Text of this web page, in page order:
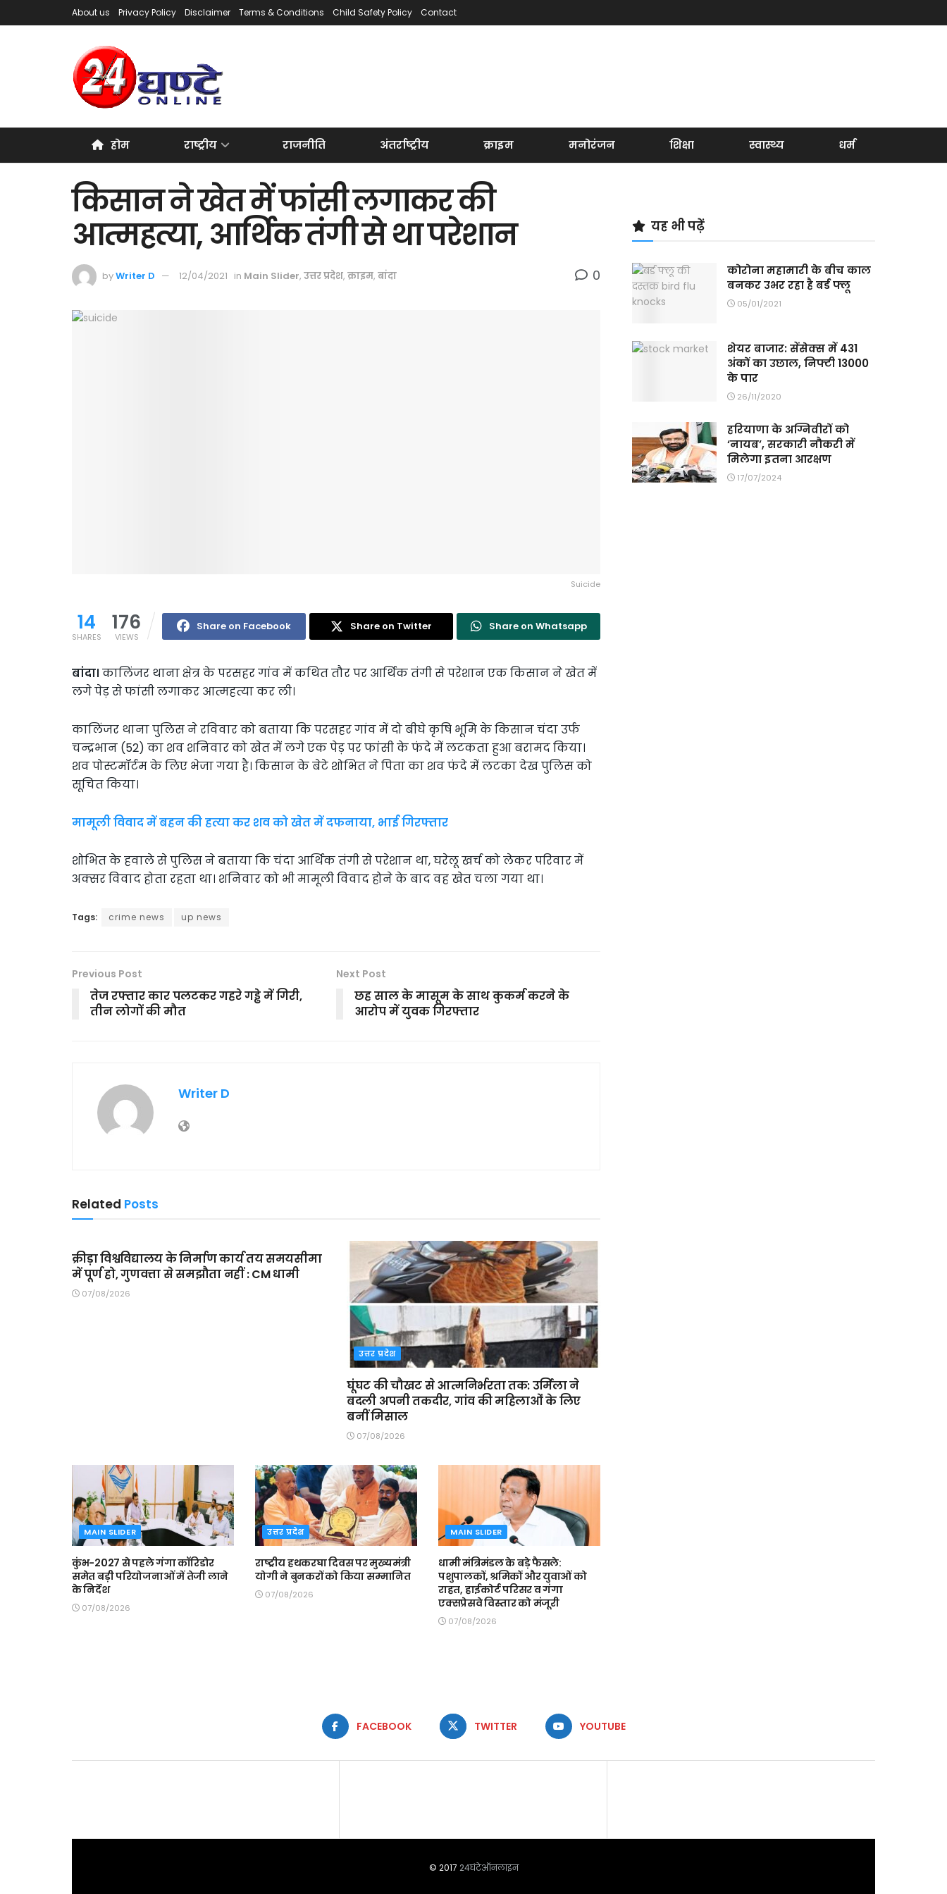
About us Privacy Policy Disclaimer Terms & Conditions Child Safety Policy Contact
होम राष्ट्रीय राजनीति अंतर्राष्ट्रीय क्राइम मनोरंजन शिक्षा स्वास्थ्य धर्म
किसान ने खेत में फांसी लगाकर की
आत्महत्या, आर्थिक तंगी से था परेशान
byWriter D 12/04/2021 in Main Slider, उत्तर प्रदेश, क्राइम, बांदा 0
Suicide
14
SHARES
176
VIEWS
Share on Facebook Share on Twitter Share on Whatsapp
बांदा। कालिंजर थाना क्षेत्र के परसहर गांव में कथित तौर पर आर्थिक तंगी से परेशान एक किसान ने खेत में
लगे पेड़ से फांसी लगाकर आत्महत्या कर ली।
कालिंजर थाना पुलिस ने रविवार को बताया कि परसहर गांव में दो बीघे कृषि भूमि के किसान चंदा उर्फ
चन्द्रभान (52) का शव शनिवार को खेत में लगे एक पेड़ पर फांसी के फंदे में लटकता हुआ बरामद किया।
शव पोस्टमॉर्टम के लिए भेजा गया है। किसान के बेटे शोभित ने पिता का शव फंदे में लटका देख पुलिस को
सूचित किया।
मामूली विवाद में बहन की हत्या कर शव को खेत में दफनाया, भाई गिरफ्तार
शोभित के हवाले से पुलिस ने बताया कि चंदा आर्थिक तंगी से परेशान था, घरेलू खर्च को लेकर परिवार में
अक्सर विवाद होता रहता था। शनिवार को भी मामूली विवाद होने के बाद वह खेत चला गया था।
Tags: crime news up news
Previous Post
तेज रफ्तार कार पलटकर गहरे गड्ढे में गिरी,
तीन लोगों की मौत
Next Post
छह साल के मासूम के साथ कुकर्म करने के
आरोप में युवक गिरफ्तार
Writer D
Related Posts
क्रीड़ा विश्वविद्यालय के निर्माण कार्य तय समयसीमा
में पूर्ण हो, गुणवत्ता से समझौता नहीं : CM धामी
07/08/2026
उत्तर प्रदेश
घूंघट की चौखट से आत्मनिर्भरता तक: उर्मिला ने
बदली अपनी तकदीर, गांव की महिलाओं के लिए
बनीं मिसाल
07/08/2026
MAIN SLIDER
कुंभ-2027 से पहले गंगा कॉरिडोर
समेत बड़ी परियोजनाओं में तेजी लाने
के निर्देश
07/08/2026
उत्तर प्रदेश
राष्ट्रीय हथकरघा दिवस पर मुख्यमंत्री
योगी ने बुनकरों को किया सम्मानित
07/08/2026
MAIN SLIDER
धामी मंत्रिमंडल के बड़े फैसले:
पशुपालकों, श्रमिकों और युवाओं को
राहत, हाईकोर्ट परिसर व गंगा
एक्सप्रेसवे विस्तार को मंजूरी
07/08/2026
यह भी पढ़ें
कोरोना महामारी के बीच काल
बनकर उभर रहा है बर्ड फ्लू
05/01/2021
शेयर बाजार: सेंसेक्स में 431
अंकों का उछाल, निफ्टी 13000
के पार
26/11/2020
हरियाणा के अग्निवीरों को
‘नायब’, सरकारी नौकरी में
मिलेगा इतना आरक्षण
17/07/2024
FACEBOOK TWITTER YOUTUBE
© 2017 24घंटेऑनलाइन